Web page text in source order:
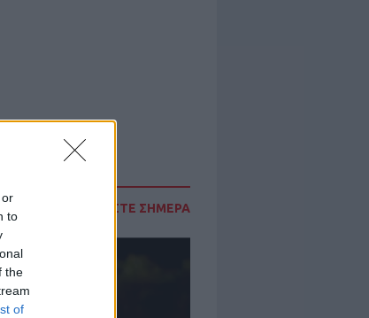
to
the
of
ΔΙΑΒΑΣΤΕ ΣΗΜΕΡΑ